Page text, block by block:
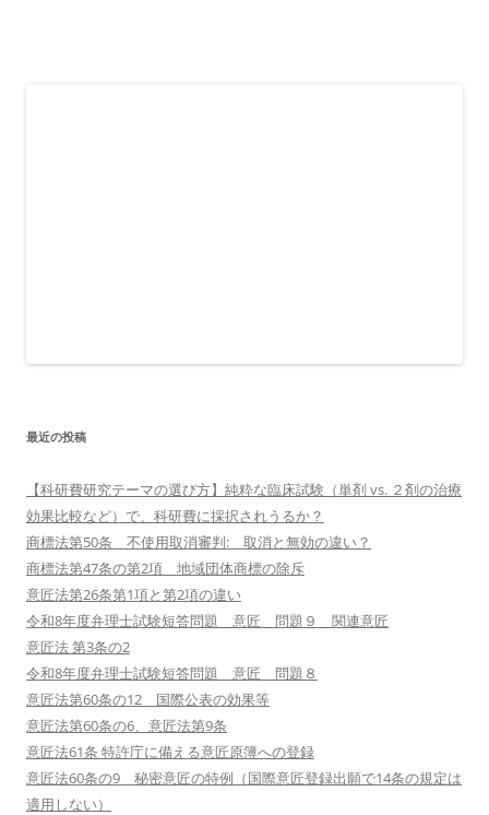
最近の投稿
【科研費研究テーマの選び方】純粋な臨床試験（単剤 vs. ２剤の治療
効果比較など）で、科研費に採択されうるか？
商標法第50条 不使用取消審判: 取消と無効の違い？
商標法第47条の第2項 地域団体商標の除斥
意匠法第26条第1項と第2項の違い
令和8年度弁理士試験短答問題 意匠 問題９ 関連意匠
意匠法 第3条の2
令和8年度弁理士試験短答問題 意匠 問題８
意匠法第60条の12 国際公表の効果等
意匠法第60条の6、意匠法第9条
意匠法61条 特許庁に備える意匠原簿への登録
意匠法60条の9 秘密意匠の特例（国際意匠登録出願で14条の規定は
適用しない）